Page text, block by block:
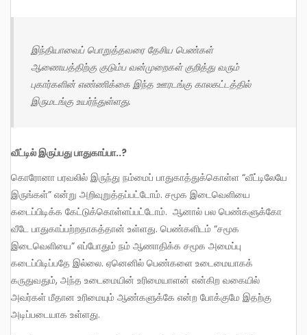
இந்தியாவைப் பொறுத்தவரை தேசிய பெண்கள்
ஆணையத்திற்கு குடும்ப வன்முறைகள் குறித்து வரும்
புகார்களின் எண்ணிக்கை இந்த ஊரடங்கு காலகட்டத்தில்
இருமடங்கு உயர்ந்துள்ளது.
வீட்டில் இருப்பது பாதுகாப்பா..?
கொரோனா பரவலில் இருந்து நம்மைப் பாதுகாத்துக்கொள்ள “வீட்டிலேயே
இருங்கள்” என்று அறிவுறுத்தப்பட்டோம். சமூக இடைவெளியை
கடைப்பிடிக்க கேட்டுக்கொள்ளப்பட்டோம். ஆனால் பல பெண்களுக்கோ
வீடே பாதுகாப்பற்றதாகத்தான் உள்ளது. பெண்களிடம் “சமூக
இடைவெளியை” எப்போதும் நம் ஆணாதிக்க சமூக அமைப்பு
கடைப்பிடிப்பதே இல்லை. ஏனெனில் பெண்களை உடைமையாகக்
கருதுவதும், அந்த உடைமையின் உரிமையாளன் என்கிற வகையில்
அவர்கள் மீதான உரிமையும் ஆண்களுக்கே என்ற போக்குமே இதற்கு
அடிப்படையாக உள்ளது.